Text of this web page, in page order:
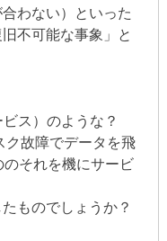
わない）といった
不可能な事象」と
ス）のような？
ク故障でデータを飛
それを機にサービ
ものでしょうか？